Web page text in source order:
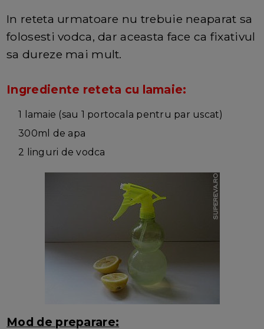
In reteta urmatoare nu trebuie neaparat sa
folosesti vodca, dar aceasta face ca fixativul
sa dureze mai mult.
Ingrediente reteta cu lamaie:
1 lamaie (sau 1 portocala pentru par uscat)
300ml de apa
2 linguri de vodca
Mod de preparare: